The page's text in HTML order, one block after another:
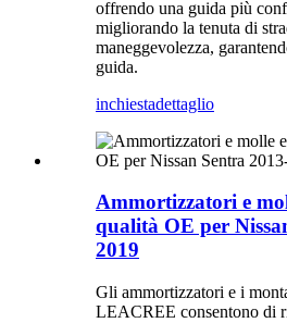
offrendo una guida più
migliorando la tenuta di
maneggevolezza,
guida.
inchiestadettaglio
Ammortizzatori e
qualità OE per
2019
Gli ammortizzatori e i
LEACREE consentono di